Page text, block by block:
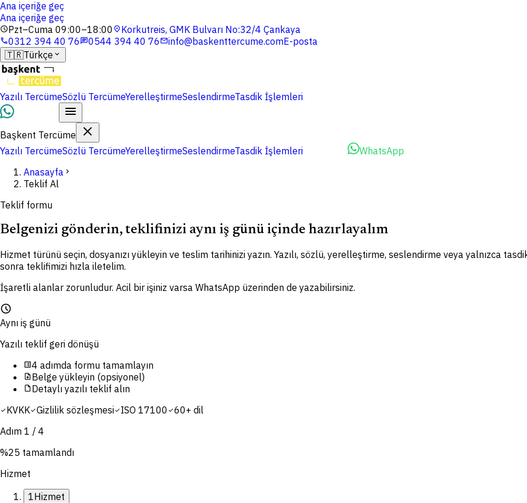
Ana içeriğe geç
Ana içeriğe geç
schedulePzt–Cuma 09:00–18:00 location_onKorkutreis, GMK Bulvarı No:32/4 Çankaya
phone0312 394 40 76chat0544 394 40 76mailinfo@baskenttercume.comE-posta
🇹🇷Türkçe expand_more
Yazılı TercümeSözlü TercümeYerelleştirmeSeslendirmeTasdik İşlemleri
Başkent Tercüme
Yazılı TercümeSözlü TercümeYerelleştirmeSeslendirmeTasdik İşlemleri
WhatsApp
Anasayfa chevron_right
Teklif Al
Teklif formu
Belgenizi gönderin, teklifinizi aynı iş günü içinde hazırlayalım
Hizmet türünü seçin, dosyanızı yükleyin ve teslim tarihinizi yazın. Yazılı, sözlü, yerelleştirme, seslendirme veya yalnızca
sonra teklifimizi hızla iletelim.
İşaretli alanlar zorunludur. Acil bir işiniz varsa WhatsApp üzerinden de yazabilirsiniz.
schedule
Aynı iş günü
Yazılı teklif geri dönüşü
list_alt4 adımda formu tamamlayın
upload_fileBelge yükleyin (opsiyonel)
draftDetaylı yazılı teklif alın
check KVKKcheckGizlilik sözleşmesicheck ISO 17100 check60+ dil
Adım 1 / 4
%25 tamamlandı
Hizmet
1Hizmet